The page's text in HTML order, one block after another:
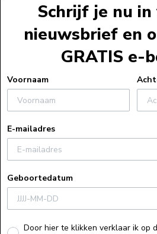
Schrijf je nu in
nieuwsbrief en
GRATIS e-
Voornaam
E-mailadres
Geboortedatum
Door hier te klikken verklaar ik op